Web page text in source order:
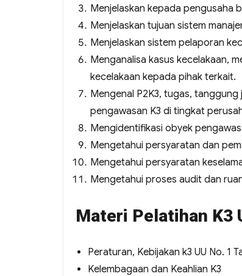
Menjelaskan kepada pengusaha
Menjelaskan tujuan sistem
Menjelaskan sistem pelaporan
Menganalisa kasus kecelakaan,
kecelakaan kepada pihak terkait.
Mengenal P2K3, tugas,
pengawasan K3 di tingkat
Mengidentifikasi obyek
Mengetahui persyaratan dan
Mengetahui persyaratan
Mengetahui proses audit dan
Materi Pelatihan K3
Peraturan, Kebijakan k3 UU No. 1
Kelembagaan dan Keahlian K3